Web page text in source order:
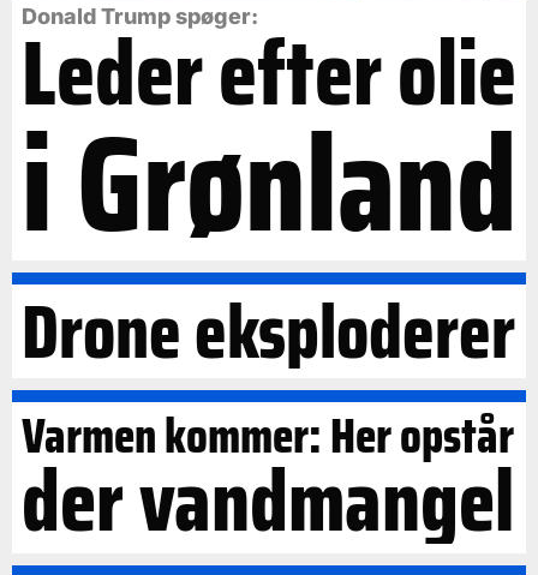
Donald Trump spøger:
Leder efter olie
i Grønland
Drone eksploderer
Varmen kommer: Her opstår
der vandmangel